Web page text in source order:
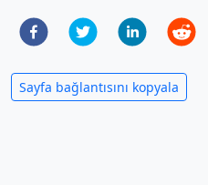
Sayfa bağlantısını kopyala